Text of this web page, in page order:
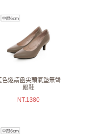
色邀請函尖頭氣墊無聲
跟鞋
NT.1380